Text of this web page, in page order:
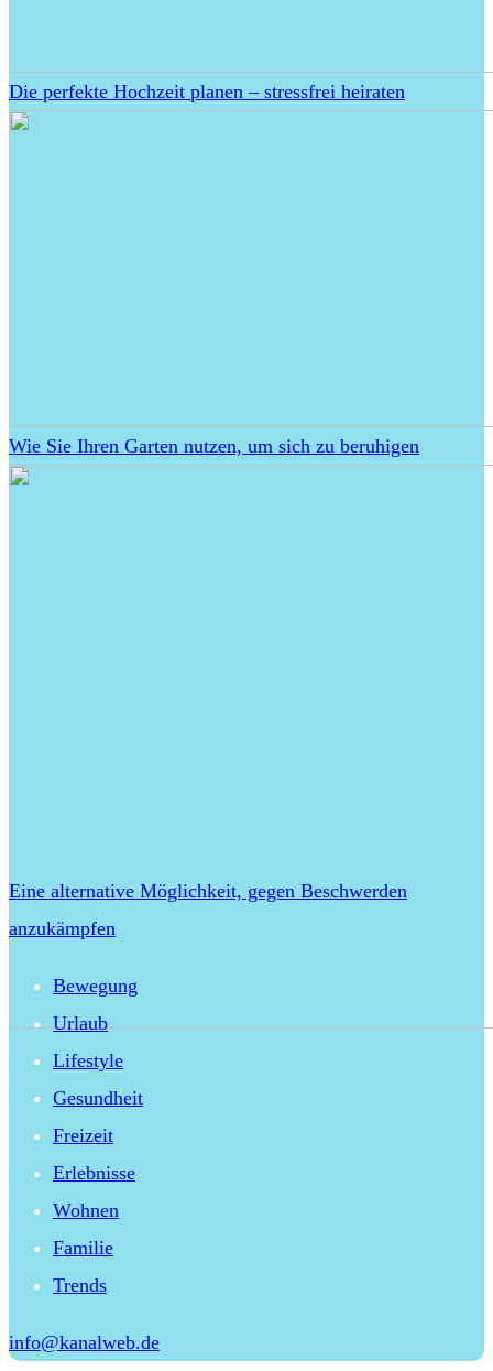
Die perfekte Hochzeit planen – stressfrei heiraten
Wie Sie Ihren Garten nutzen, um sich zu beruhigen
Eine alternative Möglichkeit, gegen Beschwerden
anzukämpfen
Bewegung
Urlaub
Lifestyle
Gesundheit
Freizeit
Erlebnisse
Wohnen
Familie
Trends
info@kanalweb.de